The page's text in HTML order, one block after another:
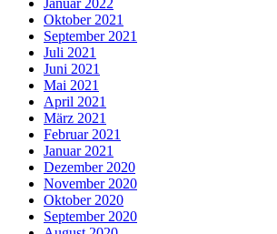
Januar 2022
Oktober 2021
September 2021
Juli 2021
Juni 2021
Mai 2021
April 2021
März 2021
Februar 2021
Januar 2021
Dezember 2020
November 2020
Oktober 2020
September 2020